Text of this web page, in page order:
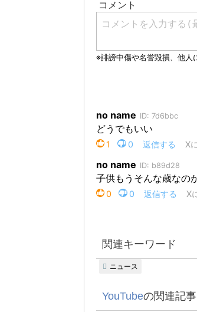
関連キーワード
ニュース
YouTubeの関連記事